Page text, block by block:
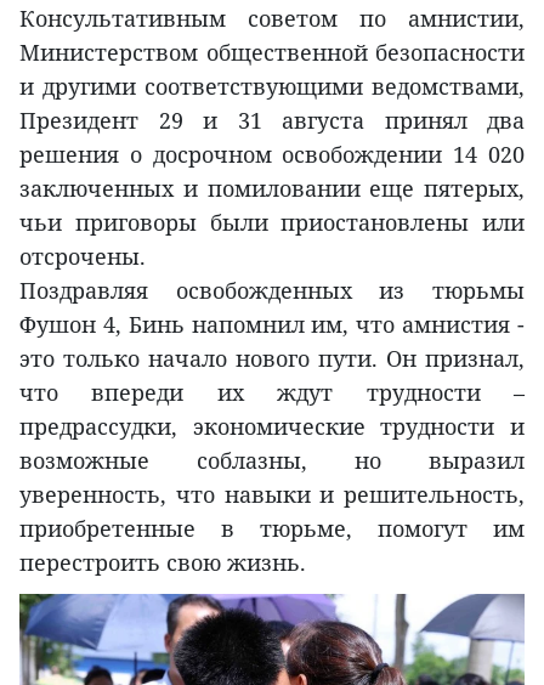
Консультативным советом по амнистии,
Министерством общественной безопасности
и другими соответствующими ведомствами,
Президент 29 и 31 августа принял два
решения о досрочном освобождении 14 020
заключенных и помиловании еще пятерых,
чьи приговоры были приостановлены или
отсрочены.
Поздравляя освобожденных из тюрьмы
Фушон 4, Бинь напомнил им, что амнистия -
это только начало нового пути. Он признал,
что впереди их ждут трудности –
предрассудки, экономические трудности и
возможные соблазны, но выразил
уверенность, что навыки и решительность,
приобретенные в тюрьме, помогут им
перестроить свою жизнь.